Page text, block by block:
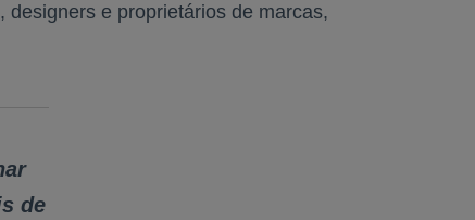
e proprietários de marcas,
de